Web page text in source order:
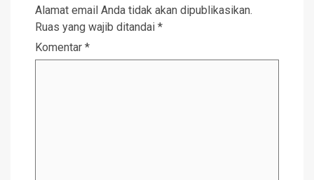
Alamat email Anda tidak akan dipublikasikan.
Ruas yang wajib ditandai *
Komentar *